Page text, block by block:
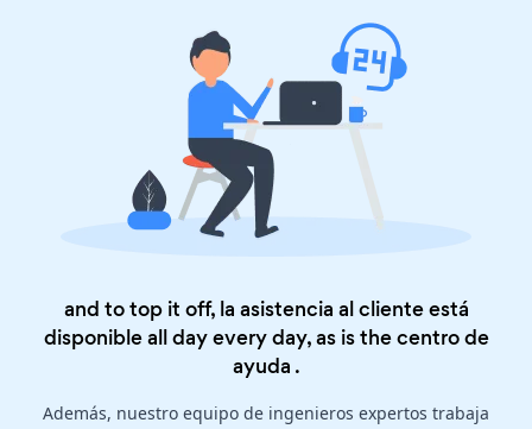
and to top it off, la asistencia al cliente está
disponible all day every day, as is thecentro de
ayuda .
Además, nuestro equipo de ingenieros expertos trabaja